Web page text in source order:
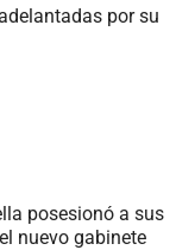
por su
posesionó a sus
nuevo gabinete